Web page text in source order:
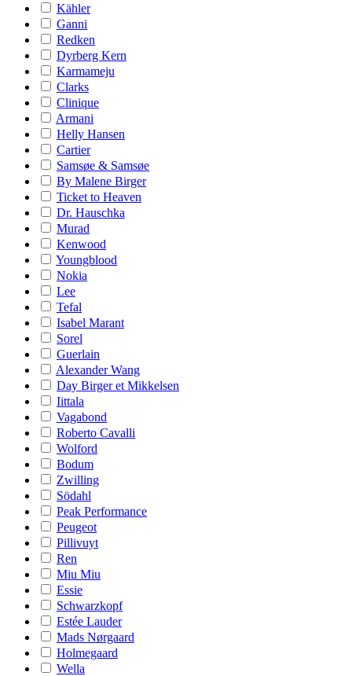
Kähler
Ganni
Redken
Dyrberg Kern
Karmameju
Clarks
Clinique
Armani
Helly Hansen
Cartier
Samsøe & Samsøe
By Malene Birger
Ticket to Heaven
Dr. Hauschka
Murad
Kenwood
Youngblood
Nokia
Lee
Tefal
Isabel Marant
Sorel
Guerlain
Alexander Wang
Day Birger et Mikkelsen
Iittala
Vagabond
Roberto Cavalli
Wolford
Bodum
Zwilling
Södahl
Peak Performance
Peugeot
Pillivuyt
Ren
Miu Miu
Essie
Schwarzkopf
Estée Lauder
Mads Nørgaard
Holmegaard
Wella